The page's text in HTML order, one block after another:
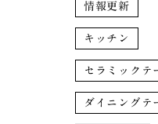
情報更新
キッチン
セラミックテ
ダイニングテ